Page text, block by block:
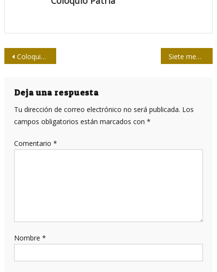
Navegación
entradas
Coloquio Patria: la entrañable familia que se agranda Siete medidas en silencio contra Cuba
Deja una respuesta
Tu dirección de correo electrónico no será publicada. Los
campos obligatorios están marcados con *
Comentario *
Nombre *